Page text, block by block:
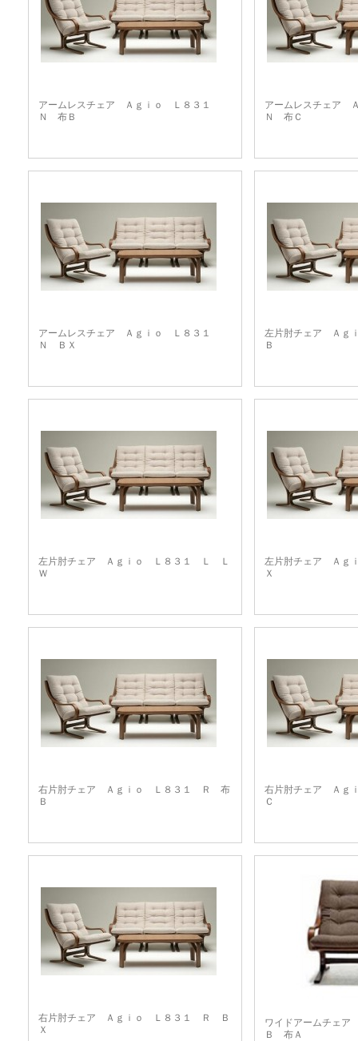
アームレスチェア Ａｇｉｏ Ｌ８３１
Ｎ 布Ｂ
アームレスチェア
Ｎ 布Ｃ
アームレスチェア Ａｇｉｏ Ｌ８３１
Ｎ ＢＸ
左片肘チェア Ａ
Ｂ
左片肘チェア Ａｇｉｏ Ｌ８３１ Ｌ Ｌ
Ｗ
左片肘チェア Ａ
Ｘ
右片肘チェア Ａｇｉｏ Ｌ８３１ Ｒ 布
Ｂ
右片肘チェア Ａ
Ｃ
右片肘チェア Ａｇｉｏ Ｌ８３１ Ｒ Ｂ
Ｘ
ワイドアームチェ
Ｂ 布Ａ